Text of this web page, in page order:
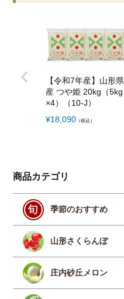
【令和7年産】山形県
産 つや姫 20kg（5kg
×4）（10-J）
¥18,090 （税込）
商品カテゴリ
季節のおすすめ
山形さくらんぼ
庄内砂丘メロン